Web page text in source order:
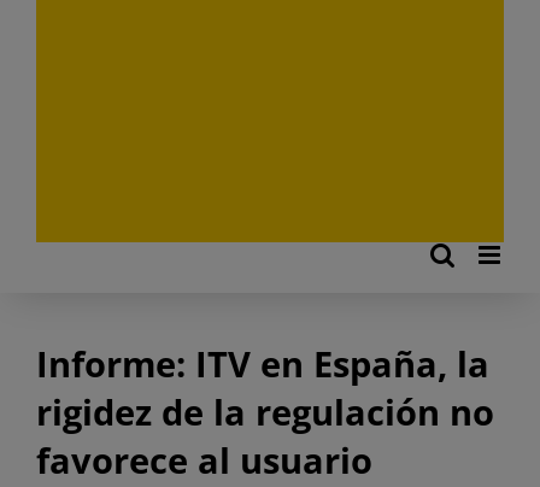
Informe: ITV en España, la
rigidez de la regulación no
favorece al usuario